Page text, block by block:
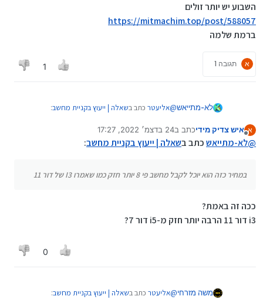
השבוע יש יותר זולים
https://mitmachim.top/post/588057
ברמת שלמה
א תגובה 1 1
לא-מתייאש@אליעטר כתב בשאלה | ייעוץ בקניית מחשב:
@ לא-מתייאש
אני הייתי ממליץ על הלנובו T460.
לו כבר, לא אמרתי שהוא צריך לשנות, רק שאם הוא כבר
א
מנותק
איש צדיק מידיכתב ב24 בדצמ׳ 2022, 17:27
נערך לאחרונה על ידי
@לא-מתייאשכתב בשאלה | ייעוץ בקניית מחשב:
במחיר כזה הוא יוכל לקבל מחשב פי 8 יותר חזק כמו שאמרו I3 של דור 11
ככה זה באמת?
i3 דור 11 הרבה יותר חזק מ-i5 דור 7?
0
משה מזרחי@אליעטר כתב בשאלה | ייעוץ בקניית מחשב: